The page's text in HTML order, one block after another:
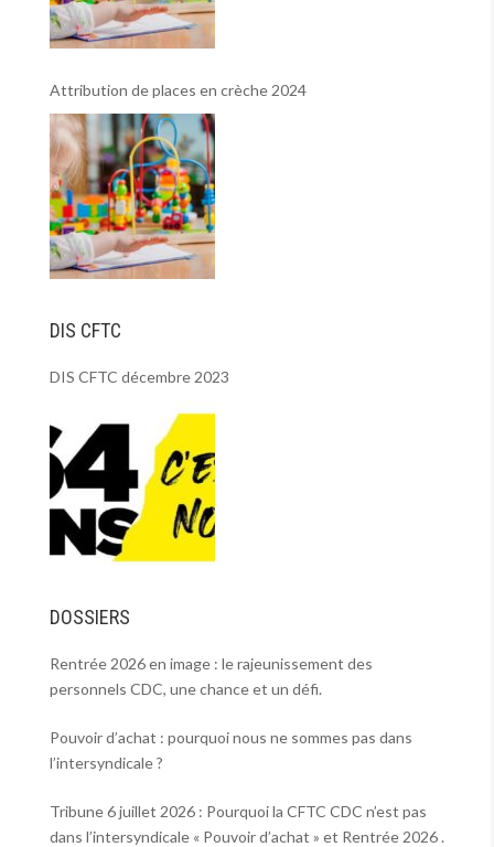
Attribution de places en crèche 2024
DIS CFTC
DIS CFTC décembre 2023
DOSSIERS
Rentrée 2026 en image : le rajeunissement des
personnels CDC, une chance et un défi.
Pouvoir d’achat : pourquoi nous ne sommes pas dans
l’intersyndicale ?
Tribune 6 juillet 2026 : Pourquoi la CFTC CDC n’est pas
dans l’intersyndicale « Pouvoir d’achat » et Rentrée 2026 .